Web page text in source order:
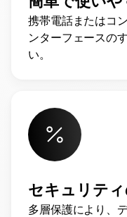
携帯電話またはコ
ンターフェースの
い。
セキュリテ
多層保護により、